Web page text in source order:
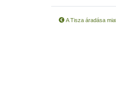
A Tisza áradása